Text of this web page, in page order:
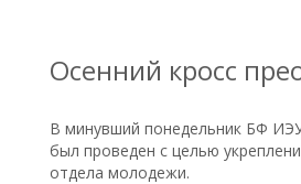
Осенний кросс
В минувший понедельник БФ
был проведен с целью
отдела молодежи.